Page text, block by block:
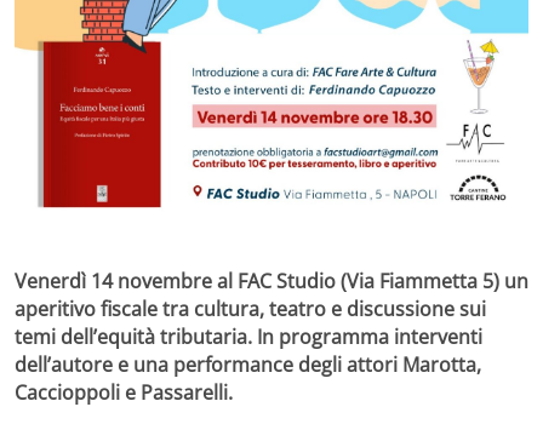
Venerdì 14 novembre al FAC Studio (Via Fiammetta 5) un
aperitivo fiscale tra cultura, teatro e discussione sui
temi dell’equità tributaria. In programma interventi
dell’autore e una performance degli attori Marotta,
Caccioppoli e Passarelli.